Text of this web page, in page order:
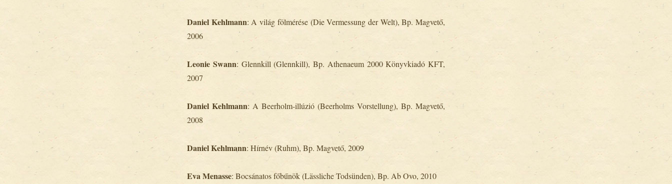
Daniel Kehlmann: A világ fölmérése (Die Vermessung der Welt), Bp. Magvető,
2006
Leonie Swann: Glennkill (Glennkill), Bp. Athenaeum 2000 Könyvkiadó KFT,
2007
Daniel Kehlmann: A Beerholm-illúzió (Beerholms Vorstellung), Bp. Magvető,
2008
Daniel Kehlmann: Hírnév (Ruhm), Bp. Magvető, 2009
Eva Menasse: Bocsánatos főbűnök (Lässliche Todsünden), Bp. Ab Ovo, 2010